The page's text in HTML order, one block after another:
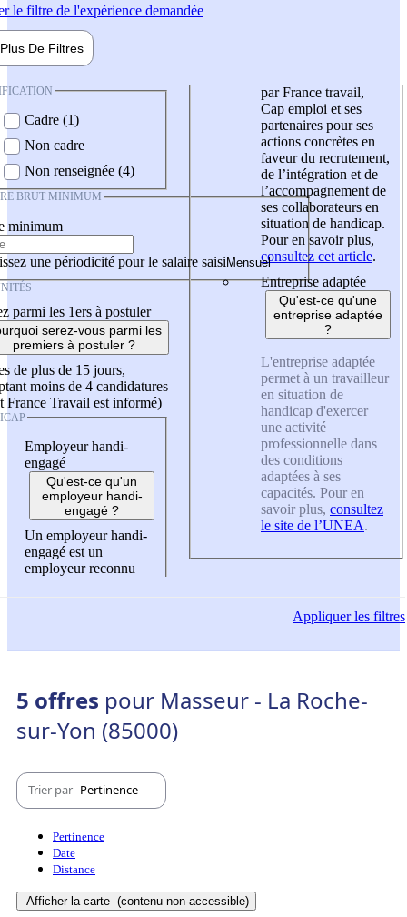
le filtre de l'expérience demandée
Plus De Filtres
Cadre (1)
Non cadre
Non renseignée (4)
BRUT MINIMUM
minimum
une périodicité pour le salaire saisi
parmi les 1ers à postuler
serez-vous parmi les
premiers à postuler ?
de plus de 15 jours,
moins de 4 candidatures
France Travail est informé)
Employeur handi-
engagé
Qu'est-ce qu'un
employeur handi-
engagé ?
Un employeur handi-
engagé est un
employeur reconnu
par France travail,
Cap emploi et ses
partenaires pour ses
actions concrètes en
faveur du recrutement,
de l’intégration et de
l’accompagnement de
ses collaborateurs en
situation de handicap.
Pour en savoir plus,
consultez cet article.
Entreprise adaptée
Qu'est-ce qu'une
entreprise adaptée
?
L'entreprise adaptée
permet à un travailleur
en situation de
handicap d'exercer
une activité
professionnelle dans
des conditions
adaptées à ses
capacités. Pour en
savoir plus, consultez
le site de l’UNEA.
Appliquerles filtres
5 offres pour Masseur - La Roche-
sur-Yon (85000)
Trier par Pertinence
Pertinence
Date
Distance
Afficher la carte (contenu non-accessible)